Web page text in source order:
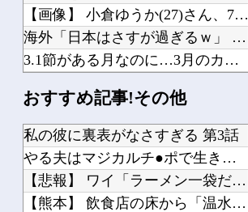
【画像】 小倉ゆうか(27)さん、7年ぶり『FRIDAY』表紙で神ボディ大解放
海外「日本はさすが過ぎるｗ」 日本は野生動物の喧嘩さえ可愛くなってしまうと世界が...
3.1節がある月なのに…3月のカレンダーに日本の富士山・大阪城・桜が描かれ物議＝...
2/2【昭和が悪い】私「ゲームしてないでカニクリームコロッケ揚げるの手伝ってよ」...
彼が私の目を盗んで、いけない事をしようとしていた。ゆっくりやればバレない、バレな...
【話題】 河内長野市で警官が包丁男に発砲したシーンのモザ無し映像が公開される。
おすすめ記事!その他
私の彼に裏表がなさすぎる 第3話
やる夫はマジカルチ●ポで生き抜かないといけないようです 小話...
【悲報】 ワイ「ラーメン一袋だけじゃ足らんわ！二袋作ったろ！...
【熊本】 飲食店の床から「温水が噴出」…温度は40℃程度、熱...